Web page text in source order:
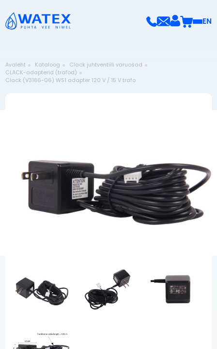
EN
Avaleht Kataloog
Clack juhtventiili varuosad
CLACK-adapterid (trafod)
Clack (V3186-06) WS1 adapter 120 V / 15 V trafo